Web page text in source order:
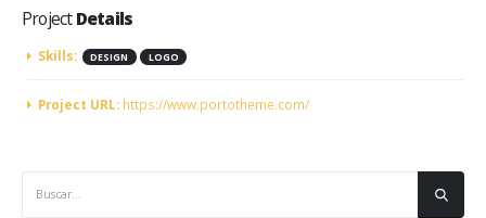
ProjectDetails
Skills: DESIGN LOGO
Project URL: https://www.portotheme.com/